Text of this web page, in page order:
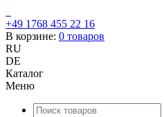
+49 1768 455 22 16
В корзине: 0 товаров
RU
DE
Каталог
Меню